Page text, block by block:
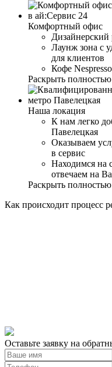
Комфортный офис
Дизайнерский
Лаунж зона с
для клиентов
Кофе
Раскрыть полностью
Наша локация
К нам легко
Павелецкая
Оказываем
в сервис
Находимся на
отвечаем на
Раскрыть полностью
Как происходит процесс
Оставьте заявку на